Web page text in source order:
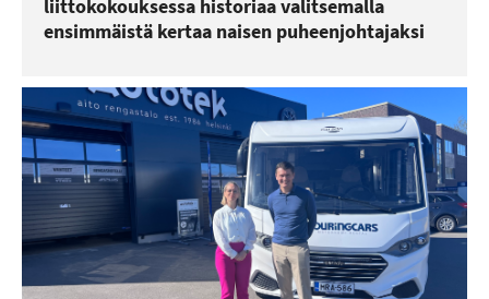
liittokokouksessa historiaa valitsemalla
ensimmäistä kertaa naisen puheenjohtajaksi